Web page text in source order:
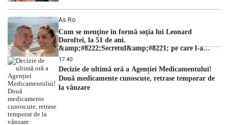
As.ro
Cum se menţine în formă soţia lui Leonard
Doroftei, la 51 de ani.
&amp;#8222;Secretul&amp;#8221; pe care l-a
dezvăluit
17:40
Decizie de ultimă oră a Agenției Medicamentului!
Două medicamente cunoscute, retrase temporar de
la vânzare